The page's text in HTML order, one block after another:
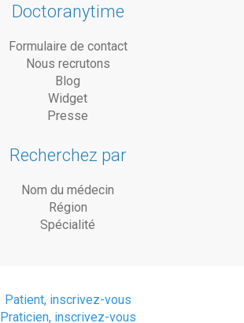
Doctoranytime
Formulaire de contact
Nous recrutons
Blog
Widget
Presse
Recherchez par
Nom du médecin
Région
Spécialité
Patient, inscrivez-vous
Praticien, inscrivez-vous